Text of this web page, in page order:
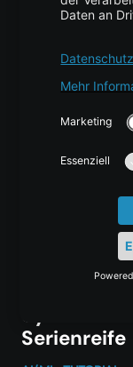
Prozesse
Systemen:
Serienreife